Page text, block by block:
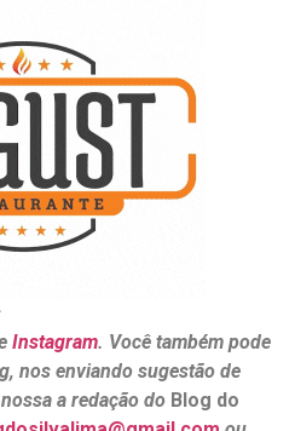
Instagram. Você também pode
nos enviando sugestão de
a redação do Blog do